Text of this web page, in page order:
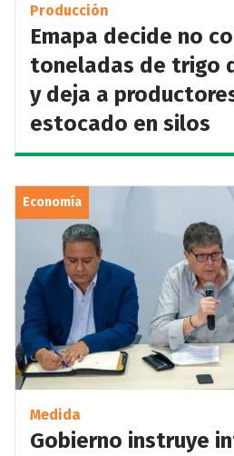
Producción
Emapa decide no
toneladas de trigo
y deja a
estocado en silos
Economía
Medida
Gobierno instruye